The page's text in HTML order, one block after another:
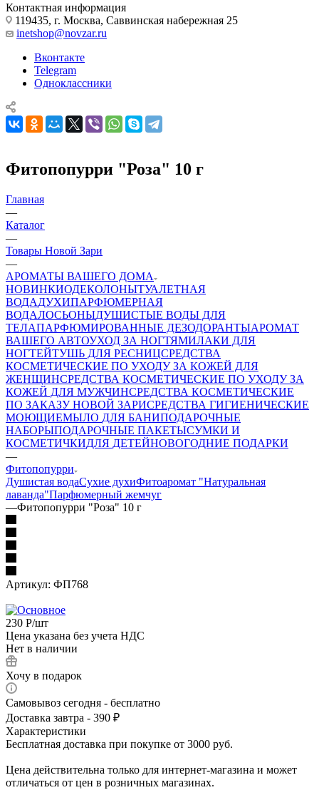
Контактная информация
119435, г. Москва, Саввинская набережная 25
inetshop@novzar.ru
Вконтакте
Telegram
Одноклассники
Фитопопурри "Роза" 10 г
Главная
—
Каталог
—
Товары Новой Зари
—
АРОМАТЫ ВАШЕГО ДОМА
НОВИНКИОДЕКОЛОНЫТУАЛЕТНАЯ
ВОДАДУХИПАРФЮМЕРНАЯ
ВОДАЛОСЬОНЫДУШИСТЫЕ ВОДЫ ДЛЯ
ТЕЛАПАРФЮМИРОВАННЫЕ ДЕЗОДОРАНТЫАРОМАТ
ВАШЕГО АВТОУХОД ЗА НОГТЯМИЛАКИ ДЛЯ
НОГТЕЙТУШЬ ДЛЯ РЕСНИЦСРЕДСТВА
КОСМЕТИЧЕСКИЕ ПО УХОДУ ЗА КОЖЕЙ ДЛЯ
ЖЕНЩИНСРЕДСТВА КОСМЕТИЧЕСКИЕ ПО УХОДУ ЗА
КОЖЕЙ ДЛЯ МУЖЧИНСРЕДСТВА КОСМЕТИЧЕСКИЕ
ПО ЗАКАЗУ НОВОЙ ЗАРИСРЕДСТВА ГИГИЕНИЧЕСКИЕ
МОЮЩИЕМЫЛО ДЛЯ БАНИПОДАРОЧНЫЕ
НАБОРЫПОДАРОЧНЫЕ ПАКЕТЫСУМКИ И
КОСМЕТИЧКИДЛЯ ДЕТЕЙНОВОГОДНИЕ ПОДАРКИ
—
Фитопопурри
Душистая водаСухие духиФитоаромат "Натуральная
лаванда"Парфюмерный жемчуг
—Фитопопурри "Роза" 10 г
Артикул: ФП768
230 Р/шт
Цена указана без учета НДС
Нет в наличии
Хочу в подарок
Самовывоз сегодня - бесплатно
Доставка завтра - 390 ₽
Характеристики
Бесплатная доставка при покупке от 3000 руб.
Цена действительна только для интернет-магазина и может
отличаться от цен в розничных магазинах.